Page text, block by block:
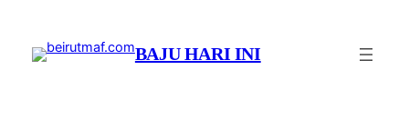
BAJU HARI INI